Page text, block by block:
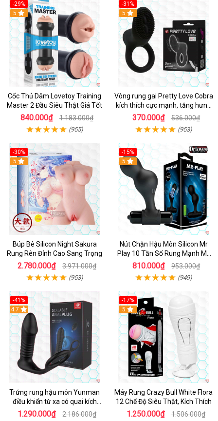
-29%
Hot
5
Cốc Thủ Dâm Lovetoy Training
Master 2 Đầu Siêu Thật Giá Tốt
840.000₫ 1.183.000₫
(955)
-31%
5
Vòng rung gai Pretty Love Cobra
kích thích cực mạnh, tăng hưng
phấn
370.000₫ 536.000₫
(953)
-30%
Hot
5
Búp Bê Silicon Night Sakura
Rung Rên Đỉnh Cao Sang Trọng
2.780.000₫ 3.971.000₫
(953)
-15%
Hot
5
Nút Chặn Hậu Môn Silicon Mr
Play 10 Tần Số Rung Mạnh Mẽ
Kích Thích
810.000₫ 953.000₫
(949)
-41%
Hot
4.7
Trứng rung hậu môn Yunman
điều khiển từ xa có quai kích
thích
1.290.000₫ 2.186.000₫
-17%
5
Máy Rung Crazy Bull White Flora
12 Chế Độ Siêu Thật, Kích Thích
1.250.000₫ 1.506.000₫